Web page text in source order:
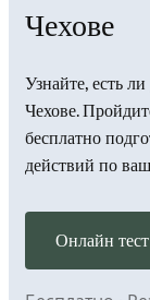
Чехове
Узнайте, есть
Чехове.
бесплатно
действий по
Онлайн